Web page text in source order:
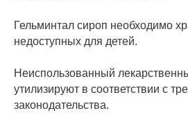
Гельминтал сироп необходимо
недоступных для детей.
Неиспользованный
утилизируют в соответствии с
законодательства.